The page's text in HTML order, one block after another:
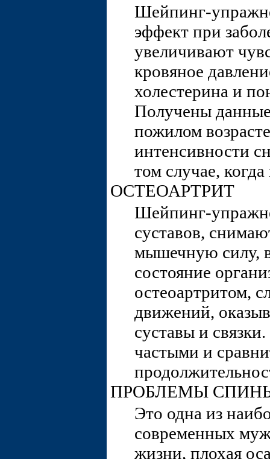
Шейпинг-
эффект при
увеличивают
кровяное
холестерина и
Получены
пожилом
интенсивности
том случае,
ОСТЕОАРТРИТ
Шейпинг-
суставов,
мышечную силу,
состояние
остеоартритом,
движений,
суставы и
частыми и
ПРОБЛЕМЫ
Это одна из
современных
жизни, плохая